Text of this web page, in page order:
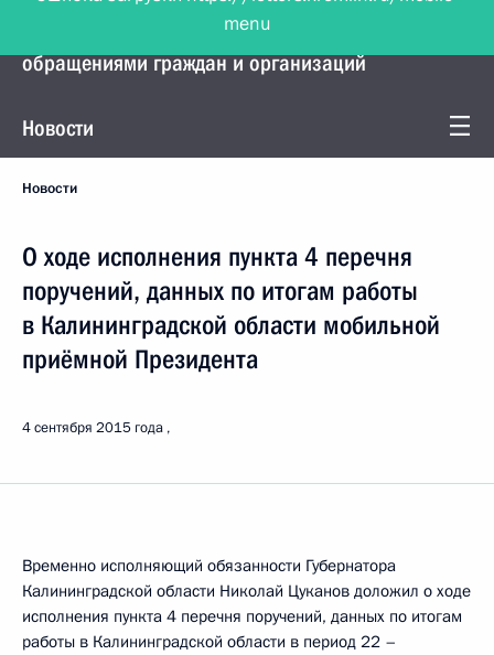
Управление Президента по работе с
обращениями граждан и организаций
Новости
Новости
О ходе исполнения пункта 4 перечня
поручений, данных по итогам работы
в Калининградской области мобильной
приёмной Президента
4 сентября 2015 года
Временно исполняющий обязанности Губернатора
Калининградской области Николай Цуканов доложил о ходе
исполнения пункта 4 перечня поручений, данных по итогам
работы в Калининградской области в период 22 –
menu